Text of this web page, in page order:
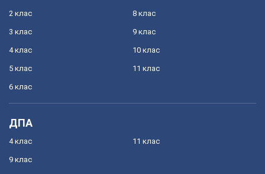
2 клас
3 клас
4 клас
5 клас
6 клас
8 клас
9 клас
10 клас
11 клас
ДПА
4 клас
9 клас
11 клас